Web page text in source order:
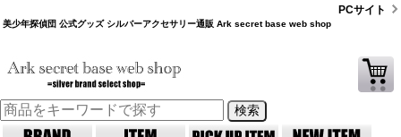
美少年探偵団 公式グッズ シルバーアクセサリー通販 Ark secret base web shop
PCサイト